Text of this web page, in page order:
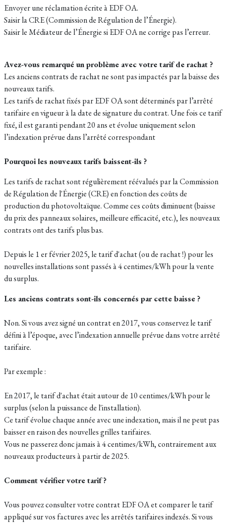
Envoyer une réclamation écrite à EDF OA.
Saisir la CRE (Commission de Régulation de l’Énergie).
Saisir le Médiateur de l’Énergie si EDF OA ne corrige pas l’erreur.
Avez-vous remarqué un problème avec votre tarif de rachat ?
Les anciens contrats de rachat ne sont pas impactés par la baisse des
nouveaux tarifs.
Les tarifs de rachat fixés par EDF OA sont déterminés par l’arrêté
tarifaire en vigueur à la date de signature du contrat. Une fois ce tarif
fixé, il est garanti pendant 20 ans et évolue uniquement selon
l’indexation prévue dans l’arrêté correspondant
Pourquoi les nouveaux tarifs baissent-ils ?
Les tarifs de rachat sont régulièrement réévalués par la Commission
de Régulation de l'Énergie (CRE) en fonction des coûts de
production du photovoltaïque. Comme ces coûts diminuent (baisse
du prix des panneaux solaires, meilleure efficacité, etc.), les nouveaux
contrats ont des tarifs plus bas.
Depuis le 1 er février 2025, le tarif d'achat (ou de rachat !) pour les
nouvelles installations sont passés à 4 centimes/kWh pour la vente
du surplus.
Les anciens contrats sont-ils concernés par cette baisse ?
Non. Si vous avez signé un contrat en 2017, vous conservez le tarif
défini à l’époque, avec l’indexation annuelle prévue dans votre arrêté
tarifaire.
Par exemple :
En 2017, le tarif d'achat était autour de 10 centimes/kWh pour le
surplus (selon la puissance de l'installation).
Ce tarif évolue chaque année avec une indexation, mais il ne peut pas
baisser en raison des nouvelles grilles tarifaires.
Vous ne passerez donc jamais à 4 centimes/kWh, contrairement aux
nouveaux producteurs à partir de 2025.
Comment vérifier votre tarif ?
Vous pouvez consulter votre contrat EDF OA et comparer le tarif
appliqué sur vos factures avec les arrêtés tarifaires indexés. Si vous